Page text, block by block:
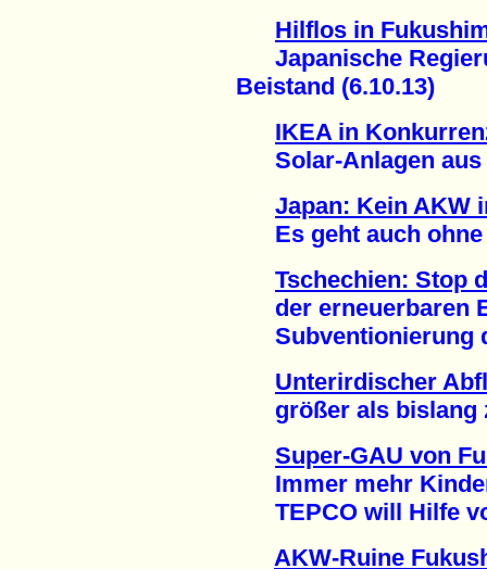
Hilflos in
Japanische
Beistand (6.10.13)
IKEA in
Solar-Anlagen aus
Japan: Kein AKW
Es geht auch ohne
Tschechien: Stop
der erneuerbaren
Subventionierung
Unterirdischer
größer als bislang
Super-GAU von
Immer mehr
TEPCO will Hilfe
AKW-Ruine